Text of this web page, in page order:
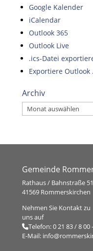
Google Kalender
iCalendar
Outlook 365
Outlook Live
.ics-Datei
Exportiere Outlook
Archiv
Archiv
Gemeinde
Rathaus / Bahnstraße 51
41569 Rommerskirchen
Nehmen Sie Kontakt zu
uns auf
Telefon:0 21 83 / 8 00
E-Mail: